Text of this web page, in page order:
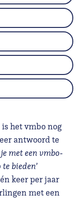
het vmbo nog
antwoord te
met een vmbo-
bieden’
keer per jaar
met een